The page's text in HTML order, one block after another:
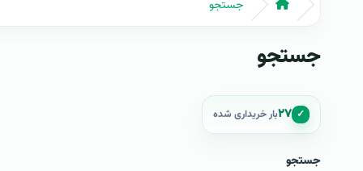
جستجو
جستجو
✓ ۲۷بار خریداری شده
جستجو